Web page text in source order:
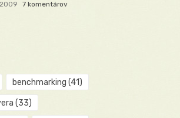
7 komentárov
benchmarking (41)
(33)